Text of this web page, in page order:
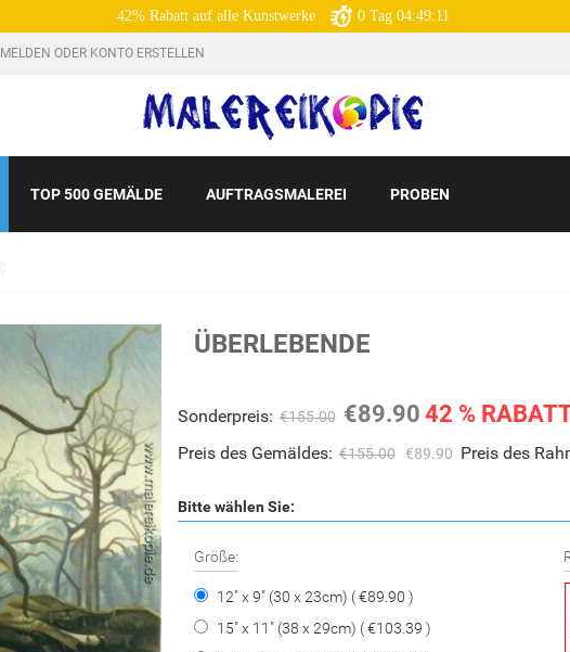
42% Rabatt auf alle Kunstwerke 0 Tag 04:49:10
ODER KONTO ERSTELLEN
TOP 500 GEMÄLDE AUFTRAGSMALEREI PROBEN
ÜBERLEBENDE
Sonderpreis: €155.00 €89.90 42 %
Preis des Gemäldes: €155.00 €89.90 Preis des
Bitte wählen Sie:
Größe:
12" x 9" (30 x 23cm) ( €89.90 )
15" x 11" (38 x 29cm) ( €103.39 )